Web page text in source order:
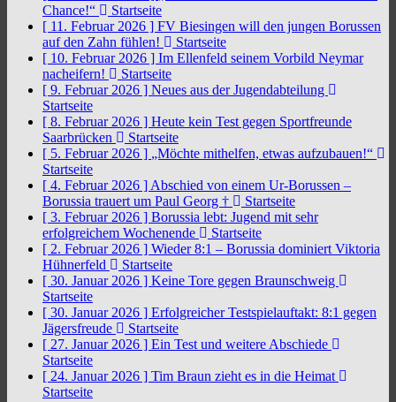
Chance!“
Startseite
[ 11. Februar 2026 ] FV Biesingen will den jungen Borussen
auf den Zahn fühlen!
Startseite
[ 10. Februar 2026 ] Im Ellenfeld seinem Vorbild Neymar
nacheifern!
Startseite
[ 9. Februar 2026 ] Neues aus der Jugendabteilung
Startseite
[ 8. Februar 2026 ] Heute kein Test gegen Sportfreunde
Saarbrücken
Startseite
[ 5. Februar 2026 ] „Möchte mithelfen, etwas aufzubauen!“
Startseite
[ 4. Februar 2026 ] Abschied von einem Ur-Borussen –
Borussia trauert um Paul Georg †
Startseite
[ 3. Februar 2026 ] Borussia lebt: Jugend mit sehr
erfolgreichem Wochenende
Startseite
[ 2. Februar 2026 ] Wieder 8:1 – Borussia dominiert Viktoria
Hühnerfeld
Startseite
[ 30. Januar 2026 ] Keine Tore gegen Braunschweig
Startseite
[ 30. Januar 2026 ] Erfolgreicher Testspielauftakt: 8:1 gegen
Jägersfreude
Startseite
[ 27. Januar 2026 ] Ein Test und weitere Abschiede
Startseite
[ 24. Januar 2026 ] Tim Braun zieht es in die Heimat
Startseite